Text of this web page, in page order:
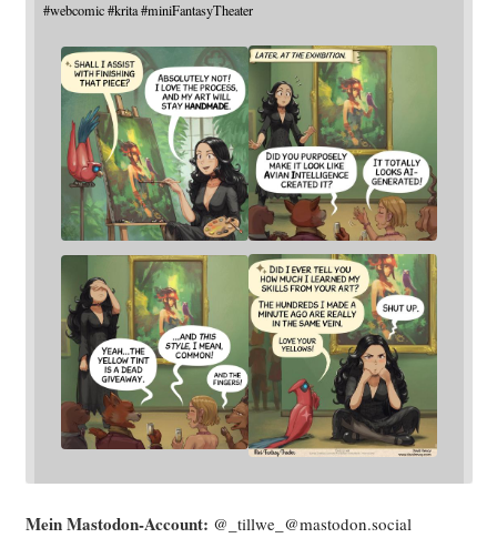
#webcomic #krita #miniFantasyTheater
Mein Mast­o­don-Account: @_tillwe_@mastodon.social